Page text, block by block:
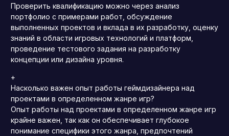
Проверить квалификацию можно через анализ
портфолио с примерами работ, обсуждение
выполненных проектов и вклада в их разработку, оценку
знаний в области игровых технологий и платформ,
проведение тестового задания на разработку
концепции или дизайна уровня.
+
Насколько важен опыт работы геймдизайнера над
проектами в определенном жанре игр?
Опыт работы над проектами в определенном жанре игр
крайне важен, так как он обеспечивает глубокое
понимание специфики этого жанра, предпочтений